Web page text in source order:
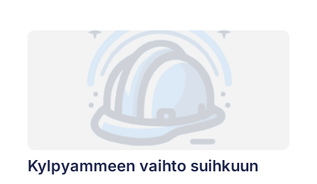
Kylpyammeen vaihto suihkuun